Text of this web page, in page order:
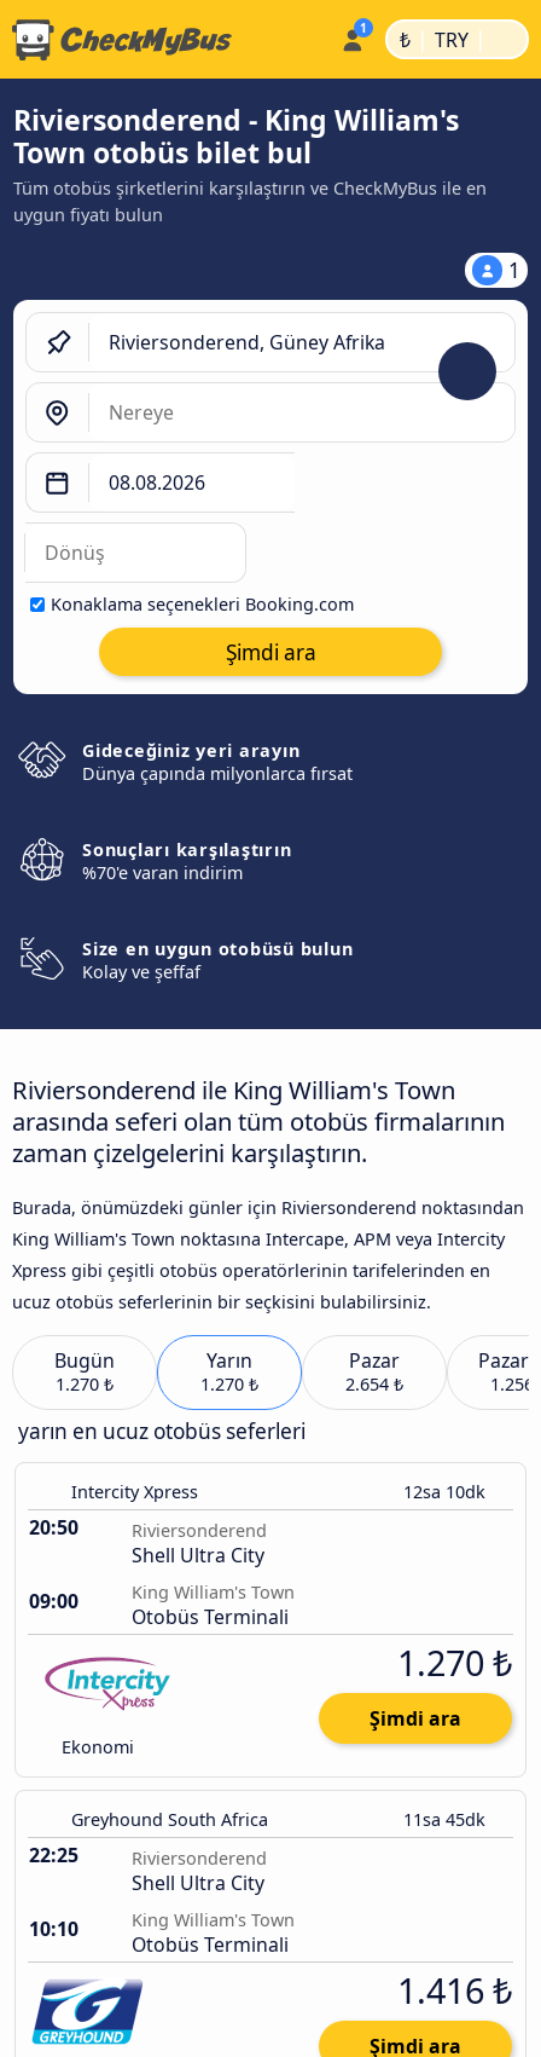
₺ | TRY |
Riviersonderend - King William's
Town otobüs bilet bul
Tüm otobüs şirketlerini karşılaştırın ve CheckMyBus ile en
uygun fiyatı bulun
1
Konaklama seçenekleri Booking.com
Şimdi ara
Gideceğiniz yeri arayın
Dünya çapında milyonlarca fırsat
Sonuçları karşılaştırın
%70'e varan indirim
Size en uygun otobüsü bulun
Kolay ve şeffaf
Riviersonderend ile King William's Town
arasında seferi olan tüm otobüs firmalarının
zaman çizelgelerini karşılaştırın.
Burada, önümüzdeki günler için Riviersonderend noktasından
King William's Town noktasına Intercape, APM veya Intercity
Xpress gibi çeşitli otobüs operatörlerinin tarifelerinden en
ucuz otobüs seferlerinin bir seçkisini bulabilirsiniz.
Bugün
1.270 ₺
Yarın
1.270 ₺
Pazar
2.654 ₺ 1.256
yarın en ucuz otobüs seferleri
Intercity Xpress 12sa 10dk
20:50 Riviersonderend
Shell Ultra City
09:00
King William's Town
Otobüs Terminali
Ekonomi
1.270 ₺
Şimdi ara
Greyhound South Africa 11sa 45dk
22:25 Riviersonderend
Shell Ultra City
10:10
King William's Town
Otobüs Terminali
1.416 ₺
Şimdi ara